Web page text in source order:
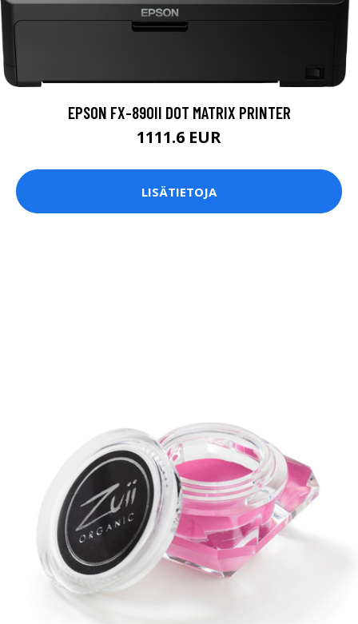
EPSON FX-890II DOT MATRIX PRINTER
1111.6 EUR
LISÄTIETOJA